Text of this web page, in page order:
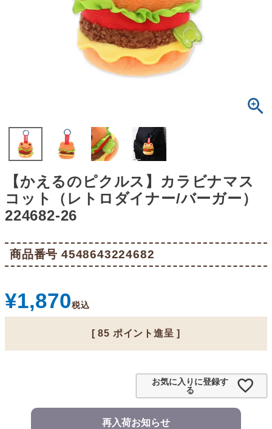
【かえるのピクルス】カラビナマス
コット（レトロダイナー/バーガー）
224682-26
商品番号 4548643224682
¥1,870税込
[ 85 ポイント進呈 ]
お気に入りに登録す
る
再入荷お知らせ